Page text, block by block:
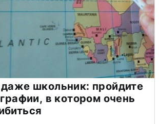
школьник: пройдите
в котором очень